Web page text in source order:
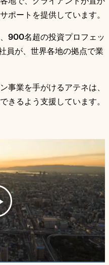
ポートを提供しています。
900名超の投資プロフェッ
員が、世界各地の拠点で業
事業を手がけるアテネは、
きるよう支援しています。